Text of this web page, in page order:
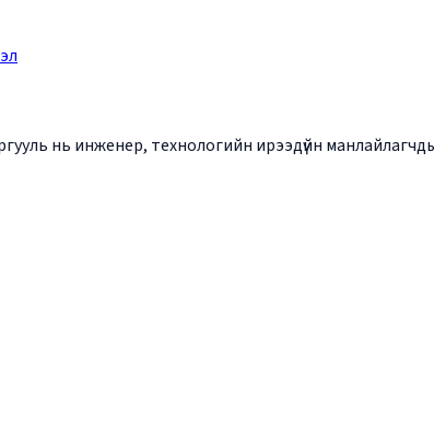
нь инженер, технологийн ирээдүйн